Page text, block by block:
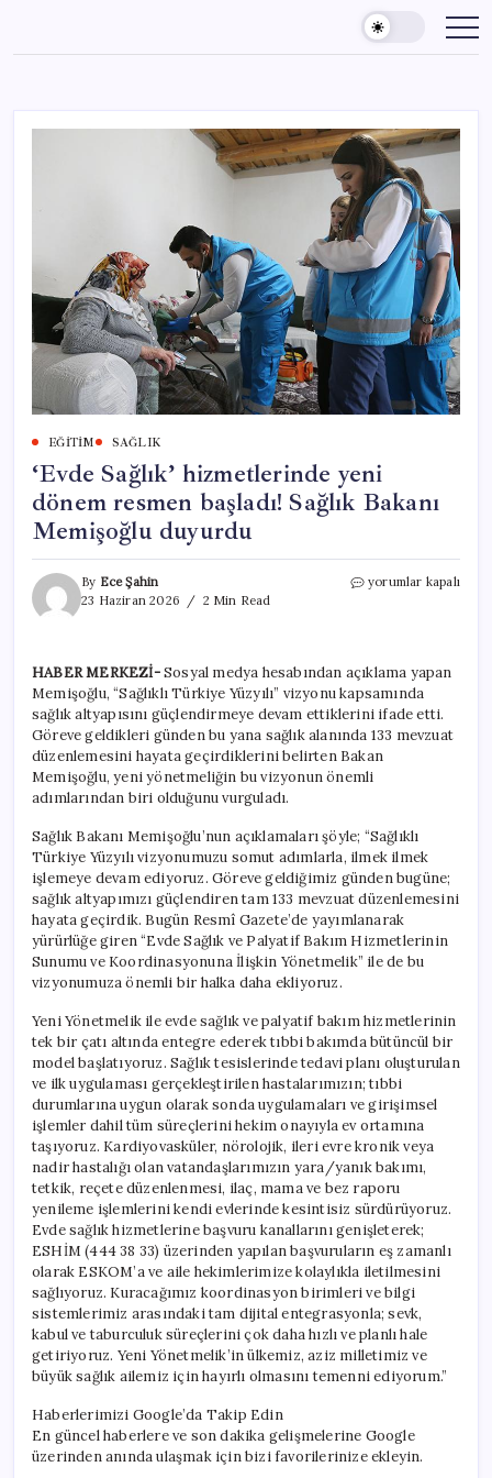
content
EĞITIM SAĞLIK
‘Evde Sağlık’ hizmetlerinde yeni
dönem resmen başladı! Sağlık Bakanı
Memişoğlu duyurdu
By Ece Şahin
23 Haziran 2026
2 Min Read
‘Evde
resmen
başladı!
Sağlık
Bakanı
duyurdu
için
yorumlar kapalı
HABER MERKEZİ-Sosyal medya hesabından açıklama yapan
Memişoğlu, “Sağlıklı Türkiye Yüzyılı” vizyonu kapsamında
sağlık altyapısını güçlendirmeye devam ettiklerini ifade etti.
Göreve geldikleri günden bu yana sağlık alanında 133 mevzuat
düzenlemesini hayata geçirdiklerini belirten Bakan
Memişoğlu, yeni yönetmeliğin bu vizyonun önemli
adımlarından biri olduğunu vurguladı.
Sağlık Bakanı Memişoğlu’nun açıklamaları şöyle; “Sağlıklı
Türkiye Yüzyılı vizyonumuzu somut adımlarla, ilmek ilmek
işlemeye devam ediyoruz. Göreve geldiğimiz günden bugüne;
sağlık altyapımızı güçlendiren tam 133 mevzuat düzenlemesini
hayata geçirdik. Bugün Resmî Gazete’de yayımlanarak
yürürlüğe giren “Evde Sağlık ve Palyatif Bakım Hizmetlerinin
Sunumu ve Koordinasyonuna İlişkin Yönetmelik” ile de bu
vizyonumuza önemli bir halka daha ekliyoruz.
Yeni Yönetmelik ile evde sağlık ve palyatif bakım hizmetlerinin
tek bir çatı altında entegre ederek tıbbi bakımda bütüncül bir
model başlatıyoruz. Sağlık tesislerinde tedavi planı oluşturulan
ve ilk uygulaması gerçekleştirilen hastalarımızın; tıbbi
durumlarına uygun olarak sonda uygulamaları ve girişimsel
işlemler dahil tüm süreçlerini hekim onayıyla ev ortamına
taşıyoruz. Kardiyovasküler, nörolojik, ileri evre kronik veya
nadir hastalığı olan vatandaşlarımızın yara/yanık bakımı,
tetkik, reçete düzenlenmesi, ilaç, mama ve bez raporu
yenileme işlemlerini kendi evlerinde kesintisiz sürdürüyoruz.
Evde sağlık hizmetlerine başvuru kanallarını genişleterek;
ESHİM (444 38 33) üzerinden yapılan başvuruların eş zamanlı
olarak ESKOM’a ve aile hekimlerimize kolaylıkla iletilmesini
sağlıyoruz. Kuracağımız koordinasyon birimleri ve bilgi
sistemlerimiz arasındaki tam dijital entegrasyonla; sevk,
kabul ve taburculuk süreçlerini çok daha hızlı ve planlı hale
getiriyoruz. Yeni Yönetmelik’in ülkemiz, aziz milletimiz ve
büyük sağlık ailemiz için hayırlı olmasını temenni ediyorum.”
Haberlerimizi Google’da Takip Edin
En güncel haberlere ve son dakika gelişmelerine Google
üzerinden anında ulaşmak için bizi favorilerinize ekleyin.